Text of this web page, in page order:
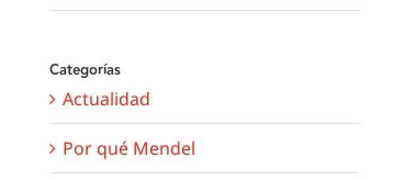
Categorías
Actualidad
Por qué Mendel